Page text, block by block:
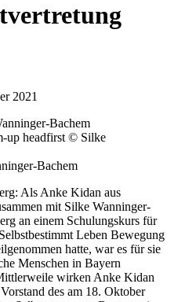
2021
Bachem
Als Anke Kidan aus
mit Silke Wanninger-
an einem Schulungskurs für
Leben Bewegung
hatte, war es für sie
Menschen in Bayern
wirken Anke Kidan
des am 18. Oktober